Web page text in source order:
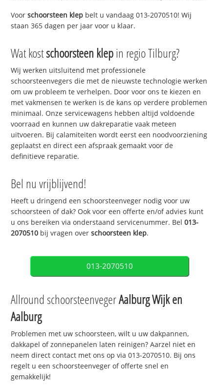
Voorschoorsteen klep belt u vandaag 013-2070510! Wij
staan 365 dagen per jaar voor u klaar.
Wat kostschoorsteen klepin regio Tilburg?
Wij werken uitsluitend met professionele
schoorsteenvegers die met de nieuwste technologie werken
om uw probleem te verhelpen. Door voor ons te kiezen en
met vakmensen te werken is de kans op verdere problemen
minimaal. Onze servicewagens hebben altijd voldoende
voorraad en kunnen uw dakreparatie vaak meteen
uitvoeren. Bij calamiteiten wordt eerst een noodvoorziening
geplaatst en direct een afspraak gemaakt voor de
definitieve reparatie.
Bel nu vrijblijvend!
Heeft u dringend een schoorsteenveger nodig voor uw
schoorsteen of dak? Ook voor een offerte en/of advies kunt
u ons bereiken via onderstaand servicenummer. Bel013-
2070510 bij vragen overschoorsteen klep.
013-2070510
Allround schoorsteenvegerAalburg Wijk en
Aalburg
Problemen met uw schoorsteen, wilt u uw dakpannen,
dakkapel of zonnepanelen laten reinigen? Aarzel niet en
neem direct contact met ons op via 013-2070510. Bij ons
regelt u een schoorsteenveger of offerte snel en
gemakkelijk!